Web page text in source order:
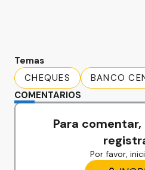
Temas
CHEQUES
BANCO
COMENTARIOS
Para
Por favor,